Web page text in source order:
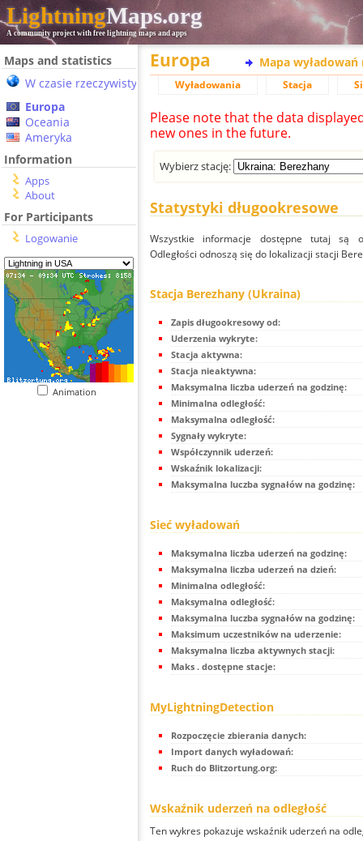
LightningMaps.org
A community project with free lightning maps and apps
Maps and statistics
W czasie rzeczywistym
Europa
Oceania
Ameryka
Information
Apps
About
For Participants
Logowanie
Animation
Europa Mapa wyładowań
Wyładowania Stacja
Please note that the data
new ones in the future.
Wybierz stację:
Statystyki długookresowe
Wszystkie informacje dostępne tutaj są
Odległości odnoszą się do lokalizacji stacji
Stacja Berezhany (Ukraina)
Zapis długookresowy od:
Uderzenia wykryte:
Stacja aktywna:
Stacja nieaktywna:
Maksymalna liczba uderzeń na godzinę:
Minimalna odległość:
Maksymalna odległość:
Sygnały wykryte:
Współczynnik uderzeń:
Wskaźnik lokalizacji:
Maksymalna luczba sygnałów na godzinę:
Sieć wyładowań
Maksymalna liczba uderzeń na godzinę:
Maksymalna liczba uderzeń na dzień:
Minimalna odległość:
Maksymalna odległość:
Maksymalna luczba sygnałów na godzinę:
Maksimum uczestników na uderzenie:
Maksymalna liczba aktywnych stacji:
Maks . dostępne stacje:
MyLightningDetection
Rozpoczęcie zbierania danych:
Import danych wyładowań:
Ruch do Blitzortung.org:
Wskaźnik uderzeń na odległość
Ten wykres pokazuje wskaźnik uderzeń na